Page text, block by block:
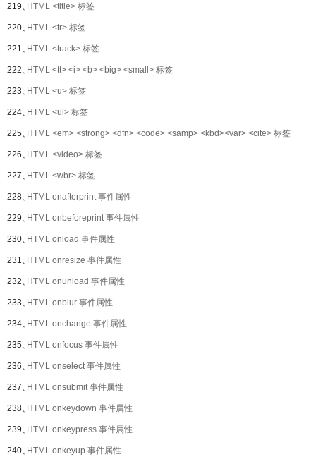
219、HTML <title> 标签
220、HTML <tr> 标签
221、HTML <track> 标签
222、HTML <tt> <i> <b> <big> <small> 标签
223、HTML <u> 标签
224、HTML <ul> 标签
225、HTML <em> <strong> <dfn> <code> <samp> <kbd><var> <cite> 标签
226、HTML <video> 标签
227、HTML <wbr> 标签
228、HTML onafterprint 事件属性
229、HTML onbeforeprint 事件属性
230、HTML onload 事件属性
231、HTML onresize 事件属性
232、HTML onunload 事件属性
233、HTML onblur 事件属性
234、HTML onchange 事件属性
235、HTML onfocus 事件属性
236、HTML onselect 事件属性
237、HTML onsubmit 事件属性
238、HTML onkeydown 事件属性
239、HTML onkeypress 事件属性
240、HTML onkeyup 事件属性